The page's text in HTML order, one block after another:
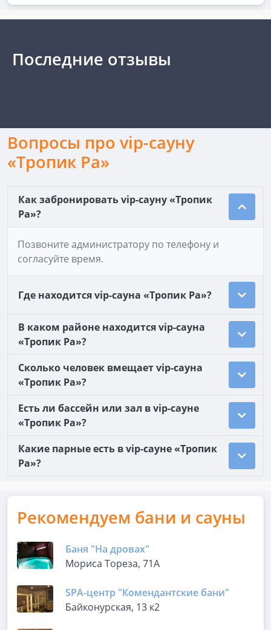
Последние отзывы
Вопросы про vip-сауну
«Тропик Ра»
Как забронировать vip-сауну «Тропик
Ра»?
Позвоните администратору по телефону и
согласуйте время.
Где находится vip-сауна «Тропик Ра»?
В каком районе находится vip-сауна
«Тропик Ра»?
Сколько человек вмещает vip-сауна
«Тропик Ра»?
Есть ли бассейн или зал в vip-сауне
«Тропик Ра»?
Какие парные есть в vip-сауне «Тропик
Ра»?
Рекомендуем бани и сауны
Баня "На дровах"
Мориса Тореза, 71А
SPA-центр "Комендантские бани"
Байконурская, 13 к2